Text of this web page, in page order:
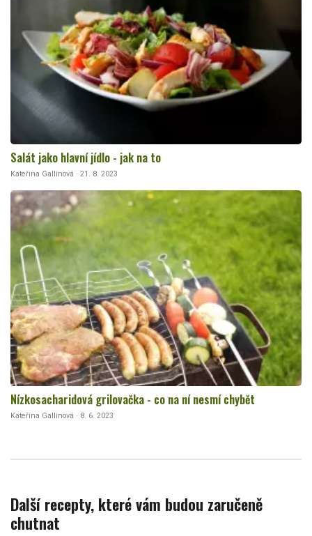
Salát jako hlavní jídlo - jak na to
Kateřina Gallinová · 21. 8. 2023
Nízkosacharidová grilovačka - co na ní nesmí chybět
Kateřina Gallinová · 8. 6. 2023
Další recepty, které vám budou zaručeně
chutnat